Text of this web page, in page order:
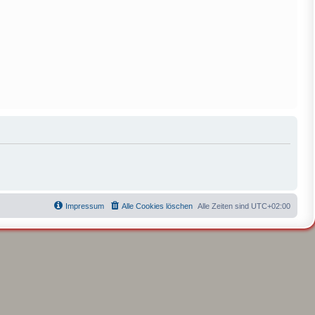
Alle Zeiten sind UTC+02:00
Alle Cookies löschen
Impressum